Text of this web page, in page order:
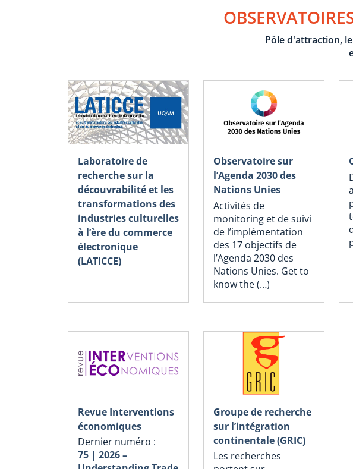
Pôle d'attraction,
Laboratoire de
recherche sur la
découvrabilité et les
transformations des
industries culturelles
à l’ère du commerce
électronique
(LATICCE)
Observatoire sur
l’Agenda 2030 des
Nations Unies
Activités de
monitoring et de suivi
de l’implémentation
des 17 objectifs de
l’Agenda 2030 des
Nations Unies. Get to
know the (…)
Revue Interventions
économiques
Dernier numéro :
75 | 2026 –
Groupe de recherche
sur l’intégration
continentale (GRIC)
Les recherches